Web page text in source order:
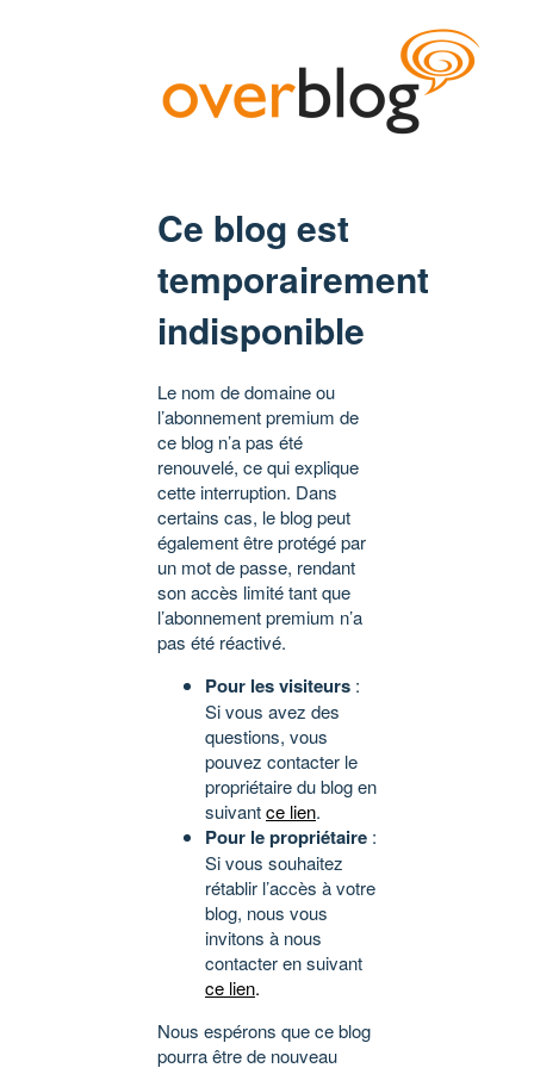
Ce blog est
temporairement
indisponible
Le nom de domaine ou
l’abonnement premium de
ce blog n’a pas été
renouvelé, ce qui explique
cette interruption. Dans
certains cas, le blog peut
également être protégé par
un mot de passe, rendant
son accès limité tant que
l’abonnement premium n’a
pas été réactivé.
Pour les visiteurs :
Si vous avez des
questions, vous
pouvez contacter le
propriétaire du blog en
suivantce lien.
Pour le propriétaire :
Si vous souhaitez
rétablir l’accès à votre
blog, nous vous
invitons à nous
contacter en suivant
ce lien.
Nous espérons que ce blog
pourra être de nouveau